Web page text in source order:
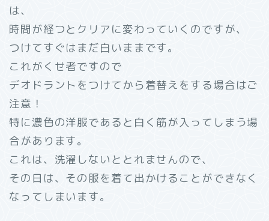
は、
時間が経つとクリアに変わっていくのですが、
つけてすぐはまだ白いままです。
これがくせ者ですので
デオドラントをつけてから着替えをする場合はご
注意！
特に濃色の洋服であると白く筋が入ってしまう場
合があります。
これは、洗濯しないととれませんので、
その日は、その服を着て出かけることができなく
なってしまいます。